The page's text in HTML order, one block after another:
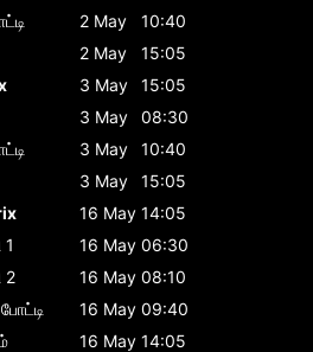
2 May
10:40
2 May
15:05
3 May
15:05
3 May
08:30
3 May
10:40
3 May
15:05
16 May 14:05
1 16 May 06:30
2 16 May 08:10
16 May 09:40
16 May 14:05